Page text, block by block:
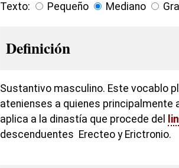
Texto: Pequeño Mediano
Definición
Sustantivo masculino. Este vocablo
atenienses a quienes principalmente
aplica a la dinastía que procede del
descenduentes Erecteo y Erictronio.